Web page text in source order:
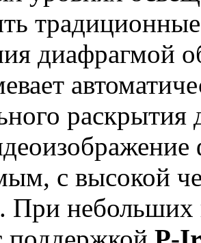
диафрагмой
с высокой
При